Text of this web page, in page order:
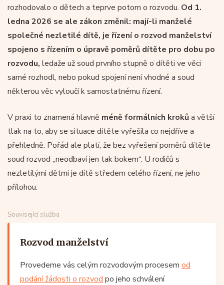
rozhodovalo o dětech a teprve potom o rozvodu. Od 1.
ledna 2026 se ale zákon změnil: mají-li manželé
společné nezletilé dítě, je řízení o rozvod manželství
spojeno s řízením o úpravě poměrů dítěte pro dobu po
rozvodu, ledaže už soud prvního stupně o dítěti ve věci
samé rozhodl, nebo pokud spojení není vhodné a soud
některou věc vyloučí k samostatnému řízení.
V praxi to znamená hlavně méně formálních krokůa větší
tlak na to, aby se situace dítěte vyřešila co nejdříve a
přehledně. Pořád ale platí, že bez vyřešení poměrů dítěte
soud rozvod „neodbaví jen tak bokem“. U rodičů s
nezletilými dětmi je dítě středem celého řízení, ne jeho
přílohou.
Související služba
Rozvod manželství
Provedeme vás celým rozvodovým procesem od
podání žádosti o rozvod po jeho schválení